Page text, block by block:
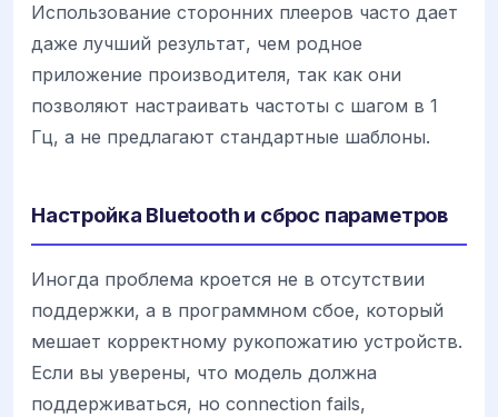
Использование сторонних плееров часто дает
даже лучший результат, чем родное
приложение производителя, так как они
позволяют настраивать частоты с шагом в 1
Гц, а не предлагают стандартные шаблоны.
Настройка Bluetooth и сброс параметров
Иногда проблема кроется не в отсутствии
поддержки, а в программном сбое, который
мешает корректному рукопожатию устройств.
Если вы уверены, что модель должна
поддерживаться, но connection fails,